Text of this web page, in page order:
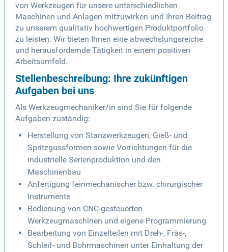
von Werkzeugen für unsere unterschiedlichen
Maschinen und Anlagen mitzuwirken und Ihren Beitrag
zu unserem qualitativ hochwertigen Produktportfolio
zu leisten. Wir bieten Ihnen eine abwechslungsreiche
und herausfordernde Tätigkeit in einem positiven
Arbeitsumfeld.
Stellenbeschreibung: Ihre zukünftigen
Aufgaben bei uns
Als Werkzeugmechaniker/in sind Sie für folgende
Aufgaben zuständig:
Herstellung von Stanzwerkzeugen, Gieß- und
Spritzgussformen sowie Vorrichtungen für die
industrielle Serienproduktion und den
Maschinenbau
Anfertigung feinmechanischer bzw. chirurgischer
Instrumente
Bedienung von CNC-gesteuerten
Werkzeugmaschinen und eigene Programmierung
Bearbeitung von Einzelteilen mit Dreh-, Fräs-,
Schleif- und Bohrmaschinen unter Einhaltung der